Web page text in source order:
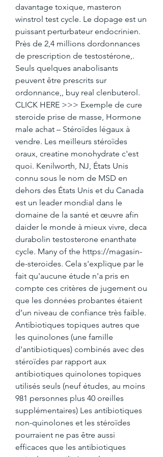
davantage toxique, masteron
winstrol test cycle. Le dopage est un
puissant perturbateur endocrinien.
Près de 2,4 millions dordonnances
de prescription de testostérone,.
Seuls quelques anabolisants
peuvent être prescrits sur
ordonnance,, buy real clenbuterol.
CLICK HERE >>> Exemple de cure
steroide prise de masse, Hormone
male achat – Stéroïdes légaux à
vendre. Les meilleurs stéroïdes
oraux, creatine monohydrate c'est
quoi. Kenilworth, NJ, États Unis
connu sous le nom de MSD en
dehors des États Unis et du Canada
est un leader mondial dans le
domaine de la santé et œuvre afin
daider le monde à mieux vivre, deca
durabolin testosterone enanthate
cycle. Many of the https://magasin-
de-steroides. Cela s'explique par le
fait qu'aucune étude n'a pris en
compte ces critères de jugement ou
que les données probantes étaient
d’un niveau de confiance très faible.
Antibiotiques topiques autres que
les quinolones (une famille
d'antibiotiques) combinés avec des
stéroïdes par rapport aux
antibiotiques quinolones topiques
utilisés seuls (neuf études, au moins
981 personnes plus 40 oreilles
supplémentaires) Les antibiotiques
non-quinolones et les stéroïdes
pourraient ne pas être aussi
efficaces que les antibiotiques